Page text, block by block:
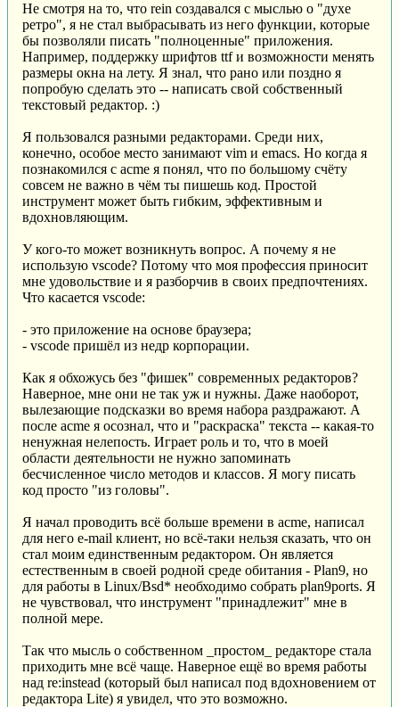
Не смотря на то, что rein создавался с мыслью о "духе
ретро", я не стал выбрасывать из него функции, которые
бы позволяли писать "полноценные" приложения.
Например, поддержку шрифтов ttf и возможности менять
размеры окна на лету. Я знал, что рано или поздно я
попробую сделать это -- написать свой собственный
текстовый редактор. :)
Я пользовался разными редакторами. Среди них,
конечно, особое место занимают vim и emacs. Но когда я
познакомился с acme я понял, что по большому счёту
совсем не важно в чём ты пишешь код. Простой
инструмент может быть гибким, эффективным и
вдохновляющим.
У кого-то может возникнуть вопрос. А почему я не
использую vscode? Потому что моя профессия приносит
мне удовольствие и я разборчив в своих предпочтениях.
Что касается vscode:
- это приложение на основе браузера;
- vscode пришёл из недр корпорации.
Как я обхожусь без "фишек" современных редакторов?
Наверное, мне они не так уж и нужны. Даже наоборот,
вылезающие подсказки во время набора раздражают. А
после acme я осознал, что и "раскраска" текста -- какая-то
ненужная нелепость. Играет роль и то, что в моей
области деятельности не нужно запоминать
бесчисленное число методов и классов. Я могу писать
код просто "из головы".
Я начал проводить всё больше времени в acme, написал
для него e-mail клиент, но всё-таки нельзя сказать, что он
стал моим единственным редактором. Он является
естественным в своей родной среде обитания - Plan9, но
для работы в Linux/Bsd* необходимо собрать plan9ports. Я
не чувствовал, что инструмент "принадлежит" мне в
полной мере.
Так что мысль о собственном _простом_ редакторе стала
приходить мне всё чаще. Наверное ещё во время работы
над re:instead (который был написал под вдохновением от
редактора Lite) я увидел, что это возможно.